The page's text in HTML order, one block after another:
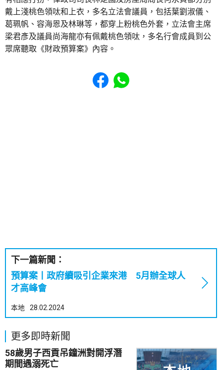
戴上淺桃色領呔和上衣，多名立法會議員，包括葉劉淑儀、
葛珮帆、容海恩及林琳等，都穿上粉桃色外套，立法會主席
梁君彥及議員尚海龍亦有佩戴桃色領呔，多名行會成員到公
眾席聽取《財政預算案》內容。
Share to Facebook
Share to WhatsApp
下一篇新聞：
預算案丨政府續吸引企業來港 5月辦全球人
才高峰會
本地 28.02.2024
更多即時新聞
58歲男子西貢吊鐘洲對開浮潛
期間遇溺死亡